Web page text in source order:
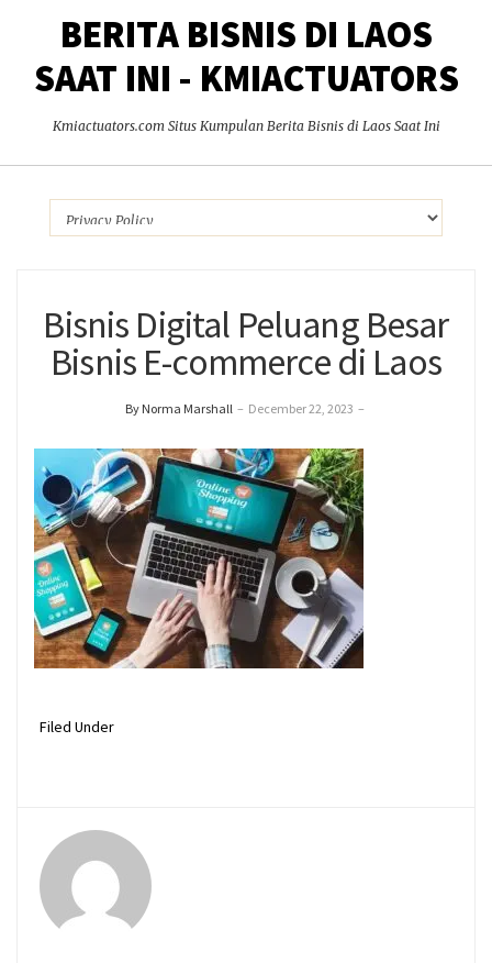
BERITA BISNIS DI LAOS
SAAT INI - KMIACTUATORS
Kmiactuators.com Situs Kumpulan Berita Bisnis di Laos Saat Ini
Bisnis Digital Peluang Besar
Bisnis E-commerce di Laos
By Norma Marshall – December 22, 2023 –
Filed Under